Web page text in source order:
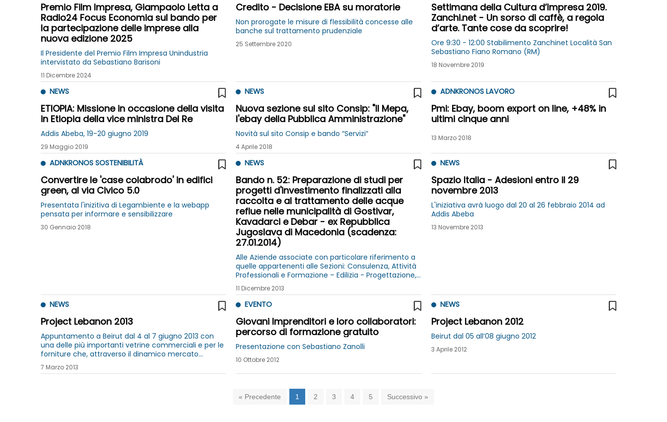
Premio Film Impresa, Giampaolo Letta a
Radio24 Focus Economia sul bando per
la partecipazione delle imprese alla
nuova edizione 2025
Il Presidente del Premio Film Impresa Unindustria
intervistato da Sebastiano Barisoni
11 Dicembre 2024
Credito - Decisione EBA su moratorie
Non prorogate le misure di flessibilità concesse alle
banche sul trattamento prudenziale
25 Settembre 2020
Settimana della Cultura d’Impresa 2019.
Zanchi.net - Un sorso di caffè, a regola
d’arte. Tante cose da scoprire!
Ore 9:30 - 12:00 Stabilimento Zanchinet Località San
Sebastiano Fiano Romano (RM)
18 Novembre 2019
NEWS
ETIOPIA: Missione in occasione della visita
in Etiopia della vice ministra Del Re
Addis Abeba, 19-20 giugno 2019
29 Maggio 2019
NEWS
Nuova sezione sul sito Consip: "Il Mepa,
l'ebay della Pubblica Amministrazione"
Novità sul sito Consip e bando “Servizi”
4 Aprile 2018
ADNKRONOS LAVORO
Pmi: Ebay, boom export on line, +48% in
ultimi cinque anni
13 Marzo 2018
ADNKRONOS SOSTENIBILITÀ
Convertire le 'case colabrodo' in edifici
green, al via Civico 5.0
Presentata l'inizitiva di Legambiente e la webapp
pensata per informare e sensibilizzare
30 Gennaio 2018
NEWS
Bando n. 52: Preparazione di studi per
progetti d'investimento finalizzati alla
raccolta e al trattamento delle acque
reflue nelle municipalità di Gostivar,
Kavadarci e Debar - ex Repubblica
Jugoslava di Macedonia (scadenza:
27.01.2014)
Alle Aziende associate con particolare riferimento a
quelle appartenenti alle Sezioni: Consulenza, Attività
Professionali e Formazione – Edilizia - Progettazione,
Materiali e Impianti – Servizi Ambientali
11 Dicembre 2013
NEWS
Spazio Italia - Adesioni entro il 29
novembre 2013
L'iniziativa avrà luogo dal 20 al 26 febbraio 2014 ad
Addis Abeba
13 Novembre 2013
NEWS
Project Lebanon 2013
Appuntamento a Beirut dal 4 al 7 giugno 2013 con
una delle più importanti vetrine commerciali e per le
forniture che, attraverso il dinamico mercato
libanese, vengono triangolate nei paesi vicini e
nell’area del Golfo
7 Marzo 2013
EVENTO
Giovani Imprenditori e loro collaboratori:
percorso di formazione gratuito
Presentazione con Sebastiano Zanolli
10 Ottobre 2012
NEWS
Project Lebanon 2012
Beirut dal 05 all’08 giugno 2012
3 Aprile 2012
« Precedente 1 2 3 4 5 Successivo »